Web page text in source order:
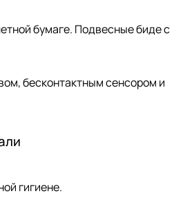
бумаге. Подвесные биде с
бесконтактным сенсором и
гигиене.